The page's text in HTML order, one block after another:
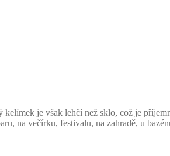
je však lehčí než sklo, což je
na večírku, festivalu, na zahradě, u